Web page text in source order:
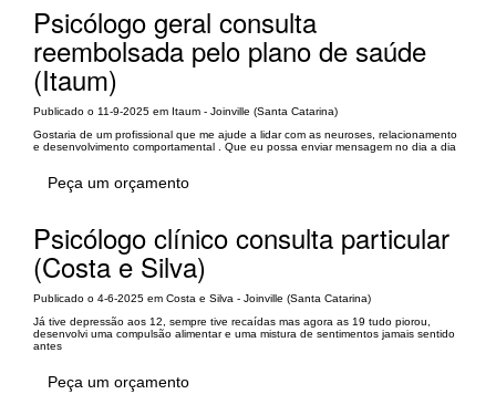
Psicólogo geral consulta
reembolsada pelo plano de saúde
(Itaum)
Publicado o 11-9-2025 em Itaum - Joinville (Santa Catarina)
Gostaria de um profissional que me ajude a lidar com as neuroses, relacionamento
e desenvolvimento comportamental . Que eu possa enviar mensagem no dia a dia
Peça um orçamento
Psicólogo clínico consulta particular
(Costa e Silva)
Publicado o 4-6-2025 em Costa e Silva - Joinville (Santa Catarina)
Já tive depressão aos 12, sempre tive recaídas mas agora as 19 tudo piorou,
desenvolvi uma compulsão alimentar e uma mistura de sentimentos jamais sentido
antes
Peça um orçamento